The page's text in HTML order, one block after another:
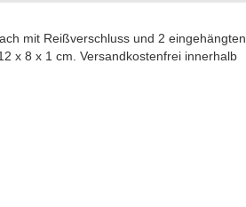
mit Reißverschluss und 2 eingehängten
x 8 x 1 cm. Versandkostenfrei innerhalb